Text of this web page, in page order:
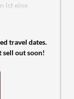
ist eine
und
Abende
mit 4-
mit 3
travel dates.
sell out soon!